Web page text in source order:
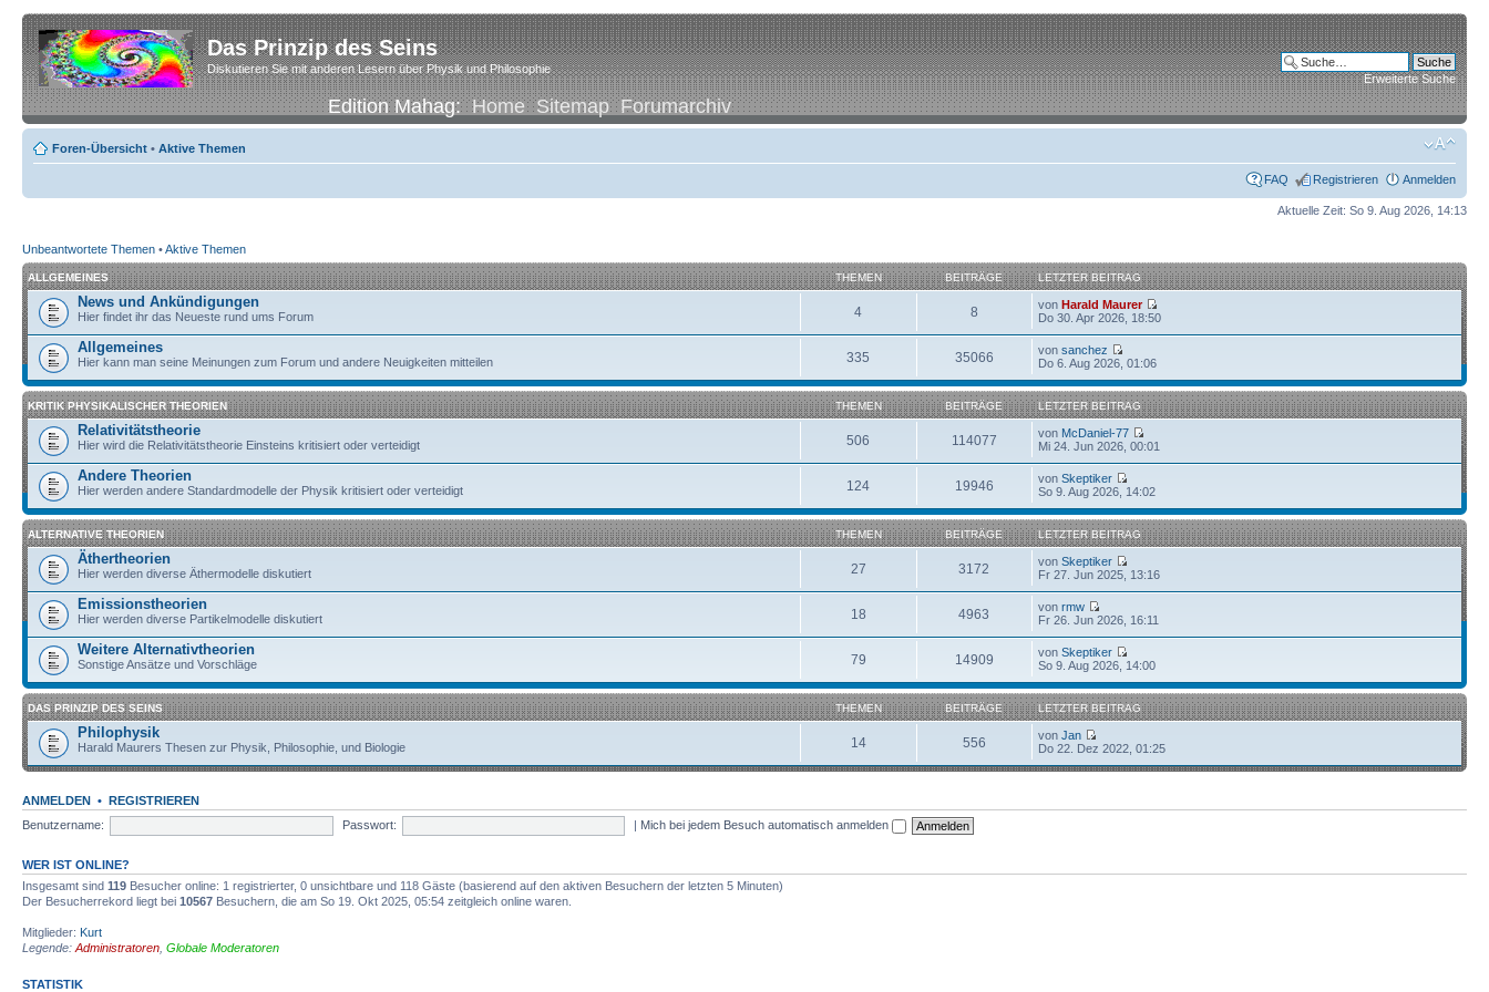
Das Prinzip des Seins
Diskutieren Sie mit anderen Lesern über Physik und Philosophie
Edition Mahag:Home Sitemap Forumarchiv
Erweiterte Suche
Foren-Übersicht • Aktive Themen
FAQ Registrieren Anmelden
Aktuelle Zeit: So 9. Aug 2026, 14:13
Unbeantwortete Themen •Aktive Themen
ALLGEMEINES THEMEN BEITRÄGE LETZTER BEITRAG
News und Ankündigungen
Hier findet ihr das Neueste rund ums Forum 4 8 vonHarald Maurer
Do 30. Apr 2026, 18:50
Allgemeines
Hier kann man seine Meinungen zum Forum und andere Neuigkeiten mitteilen 335 35066 vonsanchez
Do 6. Aug 2026, 01:06
KRITIK PHYSIKALISCHER THEORIEN THEMEN BEITRÄGE LETZTER BEITRAG
Relativitätstheorie
Hier wird die Relativitätstheorie Einsteins kritisiert oder verteidigt 506 114077 von McDaniel-77
Mi 24. Jun 2026, 00:01
Andere Theorien
Hier werden andere Standardmodelle der Physik kritisiert oder verteidigt 124 19946 vonSkeptiker
So 9. Aug 2026, 14:02
ALTERNATIVE THEORIEN THEMEN BEITRÄGE LETZTER BEITRAG
Äthertheorien
Hier werden diverse Äthermodelle diskutiert 27 3172 vonSkeptiker
Fr 27. Jun 2025, 13:16
Emissionstheorien
Hier werden diverse Partikelmodelle diskutiert 18 4963 vonrmw
Fr 26. Jun 2026, 16:11
Weitere Alternativtheorien
Sonstige Ansätze und Vorschläge 79 14909 vonSkeptiker
So 9. Aug 2026, 14:00
DAS PRINZIP DES SEINS THEMEN BEITRÄGE LETZTER BEITRAG
Philophysik
Harald Maurers Thesen zur Physik, Philosophie, und Biologie 14 556 vonJan
Do 22. Dez 2022, 01:25
ANMELDEN • REGISTRIEREN
Benutzername:
Passwort: | Mich bei jedem Besuch automatisch anmelden
WER IST ONLINE?
Insgesamt sind 119 Besucher online: 1 registrierter, 0 unsichtbare und 118 Gäste (basierend auf den aktiven Besuchern der letzten 5 Minuten)
Der Besucherrekord liegt bei 10567 Besuchern, die am So 19. Okt 2025, 05:54 zeitgleich online waren.
Mitglieder: Kurt
Legende: Administratoren Globale Moderatoren
STATISTIK